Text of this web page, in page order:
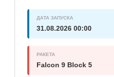
ДАТА ЗАПУСКА
31.08.2026 00:00
РАКЕТА
Falcon 9 Block 5